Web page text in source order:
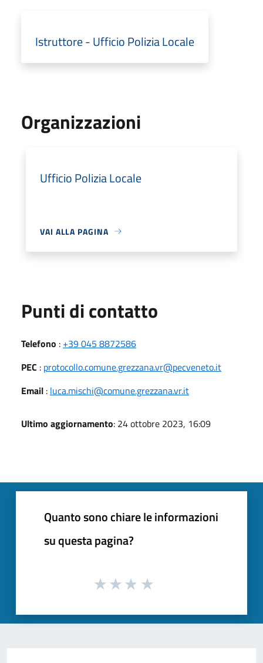
Istruttore - Ufficio Polizia Locale
Organizzazioni
Ufficio Polizia Locale
VAI ALLA PAGINA
Punti di contatto
Telefono : +39 045 8872586
PEC : protocollo.comune.grezzana.vr@pecveneto.it
Email : luca.mischi@comune.grezzana.vr.it
Ultimo aggiornamento: 24 ottobre 2023, 16:09
Quanto sono chiare le informazioni
su questa pagina?